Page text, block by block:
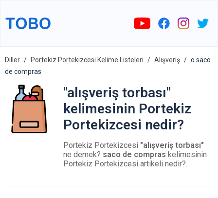
Diller Portekiz Portekizcesi Kelime Listeleri Alışveriş
o saco
de compras
"alışveriş torbası"
kelimesinin Portekiz
Portekizcesi nedir?
Portekiz Portekizcesi "alışveriş torbası"
ne demek? saco de compras kelimesinin
Portekiz Portekizcesi artikeli nedir?.